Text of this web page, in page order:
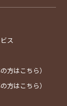
ス
方はこちら）
方はこちら）